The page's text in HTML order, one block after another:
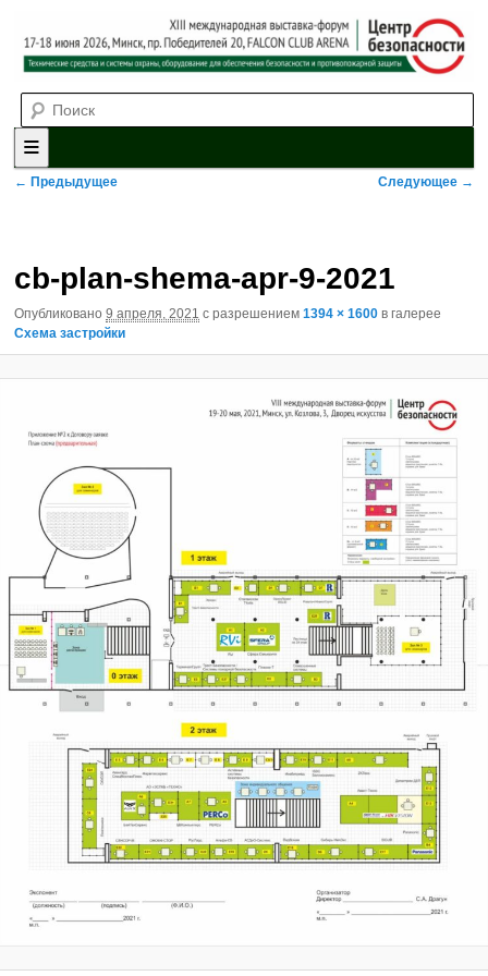
XII международная выставка-
форум «Центр безопасности»
систем охраны, оборудования для обеспечения безопасности и
противопожарной защиты. 4-5 июня 2025, Минск, пр. Победителей,
20
Главное меню
Перейти к основному содержимому
Перейти к дополнительному содержимому
Навигация по изображениям
← Предыдущее Следующее →
cb-plan-shema-apr-9-2021
Опубликовано 9 апреля, 2021 с разрешением 1394 × 1600 в галерее
Схема застройки